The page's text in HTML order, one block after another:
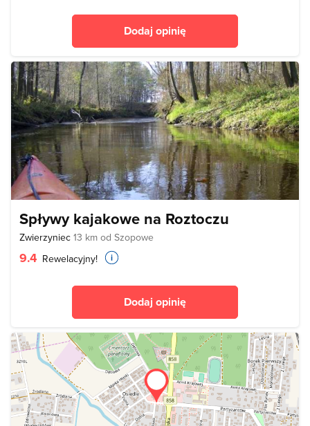
Dodaj opinię
Spływy kajakowe na Roztoczu
Zwierzyniec 13 km od Szopowe
9.4 Rewelacyjny!
Dodaj opinię